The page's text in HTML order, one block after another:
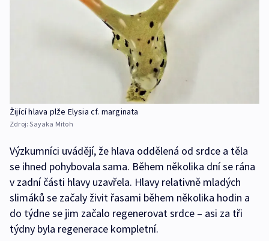
Žijící hlava plže Elysia cf. marginata
Zdroj:Sayaka Mitoh
Výzkumníci uvádějí, že hlava oddělená od srdce a těla
se ihned pohybovala sama. Během několika dní se rána
v zadní části hlavy uzavřela. Hlavy relativně mladých
slimáků se začaly živit řasami během několika hodin a
do týdne se jim začalo regenerovat srdce – asi za tři
týdny byla regenerace kompletní.